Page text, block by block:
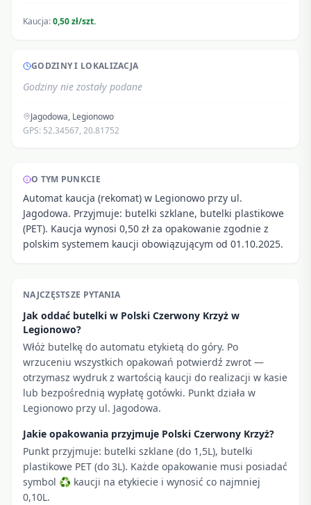
Kaucja:0,50 zł/szt.
GODZINY I LOKALIZACJA
Godziny nie zostały podane
Jagodowa, Legionowo
GPS: 52.34567, 20.81752
O TYM PUNKCIE
Automat kaucja (rekomat) w Legionowo przy ul.
Jagodowa. Przyjmuje: butelki szklane, butelki plastikowe
(PET). Kaucja wynosi 0,50 zł za opakowanie zgodnie z
polskim systemem kaucji obowiązującym od 01.10.2025.
NAJCZĘSTSZE PYTANIA
Jak oddać butelki w Polski Czerwony Krzyż w
Legionowo?
Włóż butelkę do automatu etykietą do góry. Po
wrzuceniu wszystkich opakowań potwierdź zwrot —
otrzymasz wydruk z wartością kaucji do realizacji w kasie
lub bezpośrednią wypłatę gotówki. Punkt działa w
Legionowo przy ul. Jagodowa.
Jakie opakowania przyjmuje Polski Czerwony Krzyż?
Punkt przyjmuje: butelki szklane (do 1,5L), butelki
plastikowe PET (do 3L). Każde opakowanie musi posiadać
symbol ♻ kaucji na etykiecie i wynosić co najmniej
0,10L.